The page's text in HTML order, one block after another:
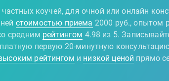
коучей, для очной или онлайн
стоимостью приема 2000 руб., опытом
средним рейтингом 4.98 из 5.
первую 20-минутную
рейтингом и низкой ценой прямо